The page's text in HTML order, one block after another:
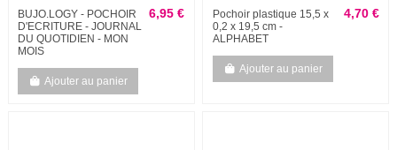
BUJO.LOGY - POCHOIR
D'ECRITURE - JOURNAL
DU QUOTIDIEN - MON
MOIS
6,95 €
Ajouter au panier
Pochoir plastique 15,5 x
0,2 x 19,5 cm -
ALPHABET
4,70 €
Ajouter au panier